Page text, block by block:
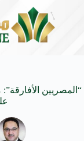
8 أغسطس 2026
“المصريين